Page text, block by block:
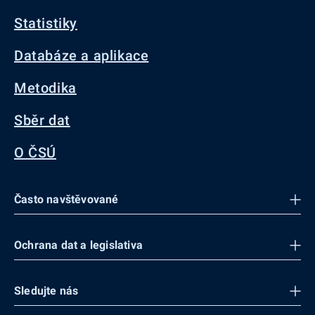
Statistiky
Databáze a aplikace
Metodika
Sběr dat
O ČSÚ
Často navštěvované
Ochrana dat a legislativa
Sledujte nás